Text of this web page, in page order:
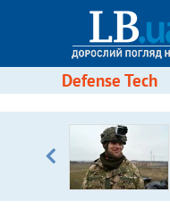
Defense Tech